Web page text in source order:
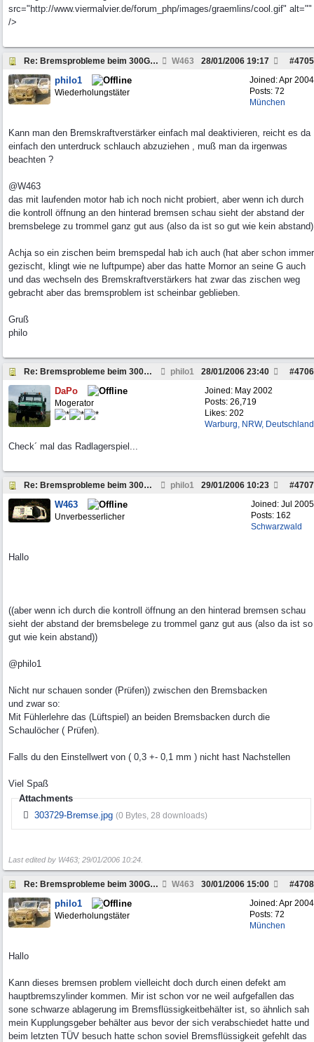
src="http://www.viermalvier.de/forum_php/images/graemlins/cool.gif" alt=""
/>
Re: Bremsprobleme beim 300GD, W460, Bj.82 die 2te W463 #4705
28/01/2006 19:17
Joined:Apr 2004
Posts: 72
München
philo1
Wiederholungstäter
Kann man den Bremskraftverstärker einfach mal deaktivieren, reicht es da
einfach den unterdruck schlauch abzuziehen , muß man da irgenwas
beachten ?
@W463
das mit laufenden motor hab ich noch nicht probiert, aber wenn ich durch
die kontroll öffnung an den hinterad bremsen schau sieht der abstand der
bremsbelege zu trommel ganz gut aus (also da ist so gut wie kein abstand)
Achja so ein zischen beim bremspedal hab ich auch (hat aber schon immer
gezischt, klingt wie ne luftpumpe) aber das hatte Mornor an seine G auch
und das wechseln des Bremskraftverstärkers hat zwar das zischen weg
gebracht aber das bremsproblem ist scheinbar geblieben.
Gruß
philo
Re: Bremsprobleme beim 300GD, W460, Bj.82 die 2te philo1 #4706
28/01/2006 23:40
Joined: May 2002
Posts: 26,719
Likes: 202
Warburg, NRW, Deutschland
DaPo
Mogerator
Check´ mal das Radlagerspiel...
Re: Bremsprobleme beim 300GD, W460, Bj.82 die 2te philo1 #4707
29/01/2006 10:23
Joined: Jul 2005
Posts: 162
Schwarzwald
W463
Unverbesserlicher
Hallo
((aber wenn ich durch die kontroll öffnung an den hinterad bremsen schau
sieht der abstand der bremsbelege zu trommel ganz gut aus (also da ist so
gut wie kein abstand))
@philo1
Nicht nur schauen sonder (Prüfen)) zwischen den Bremsbacken
und zwar so:
Mit Fühlerlehre das (Lüftspiel) an beiden Bremsbacken durch die
Schaulöcher ( Prüfen).
Falls du den Einstellwert von ( 0,3 +- 0,1 mm ) nicht hast Nachstellen
Viel Spaß
Attachments
303729-Bremse.jpg (0 Bytes, 28 downloads)
Last edited by W463; 29/01/2006 10:24
Re: Bremsprobleme beim 300GD, W460, Bj.82 die 2te W463 #4708
30/01/2006 15:00
Joined:Apr 2004
Posts: 72
München
philo1
Wiederholungstäter
Hallo
Kann dieses bremsen problem vielleicht doch durch einen defekt am
hauptbremszylinder kommen. Mir ist schon vor ne weil aufgefallen das
sone schwarze ablagerung im Bremsflüssigkeitbehälter ist, so ähnlich sah
mein Kupplungsgeber behälter aus bevor der sich verabschiedet hatte und
beim letzten TÜV besuch hatte schon soviel Bremsflüssigkeit gefehlt das